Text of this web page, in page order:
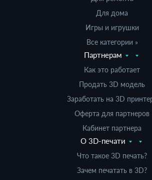
Для дома
Игры и игрушки
Все категории »
Партнерам
Как это работает
Продать 3D модель
Заработать на 3D
Оферта для партнеров
Кабинет партнера
О 3D-печати
Что такое 3D печать?
Зачем печатать в 3D?